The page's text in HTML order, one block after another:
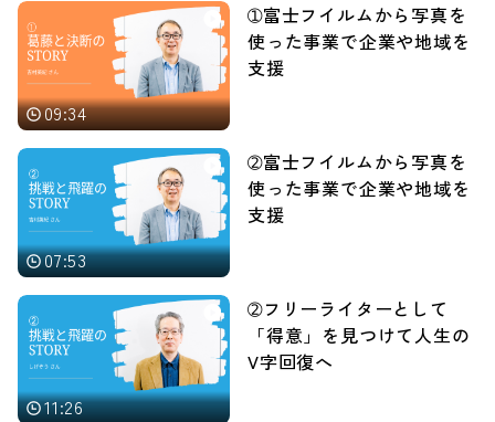
09:34
➀富士フイルムから写真を
使った事業で企業や地域を
支援
07:53
➁富士フイルムから写真を
使った事業で企業や地域を
支援
11:26
➁フリーライターとして
「得意」を見つけて人生の
V字回復へ